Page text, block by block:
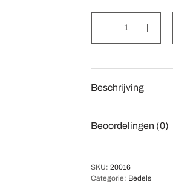
Beschrijving
Beoordelingen (0)
SKU: 20016
Categorie: Bedels